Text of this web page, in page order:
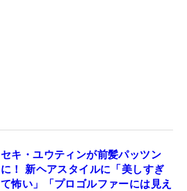
セキ・ユウティンが前髪パッツン
に！ 新ヘアスタイルに「美しすぎ
て怖い」「プロゴルファーには見え